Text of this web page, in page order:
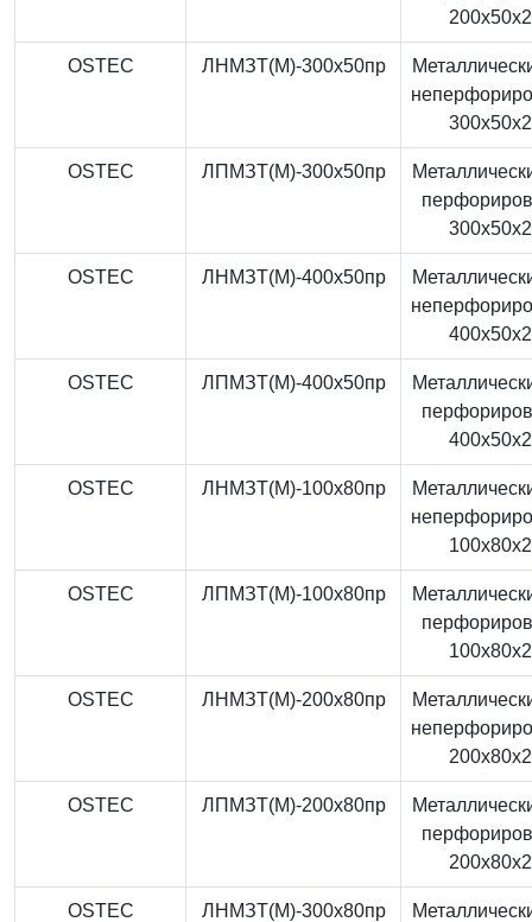
OSTEC ЛНМЗТ(М)-300x50пр
OSTEC ЛПМЗТ(М)-300x50пр
OSTEC ЛНМЗТ(М)-400x50пр
OSTEC ЛПМЗТ(М)-400x50пр
OSTEC ЛНМЗТ(М)-100x80пр
OSTEC ЛПМЗТ(М)-100x80пр
OSTEC ЛНМЗТ(М)-200x80пр
OSTEC ЛПМЗТ(М)-200x80пр
OSTEC ЛНМЗТ(М)-300x80пр